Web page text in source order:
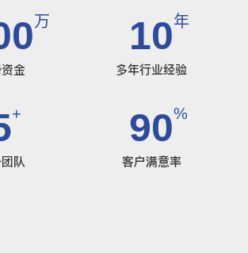
万
金
10年
多年行业经验
+
队
90%
客户满意率